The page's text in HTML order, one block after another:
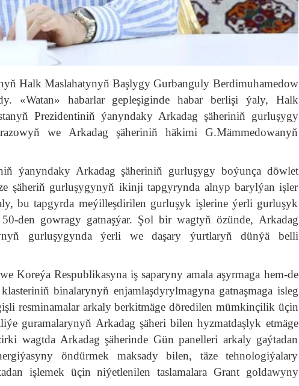
Halk Maslahatynyň Başlygy Gurbanguly Berdimuhamedow
«Watan» habarlar gepleşiginde habar berlişi ýaly, Halk
Prezidentiniň ýanyndaky Arkadag şäheriniň gurluşygy
we Arkadag şäheriniň häkimi G.Mämmedowanyň
ýanyndaky Arkadag şäheriniň gurluşygy boýunça döwlet
şäheriň gurluşygynyň ikinji tapgyrynda alnyp barylýan işler
bu tapgyrda meýilleşdirilen gurluşyk işlerine ýerli gurluşyk
den gowragy gatnaşýar. Şol bir wagtyň özünde, Arkadag
gurluşygynda ýerli we daşary ýurtlaryň dünýä belli
Koreýa Respublikasyna iş saparyny amala aşyrmaga hem-de
binalarynyň enjamlaşdyrylmagyna gatnaşmaga isleg
resminamalar arkaly berkitmäge döredilen mümkinçilik üçin
guramalarynyň Arkadag şäheri bilen hyzmatdaşlyk etmäge
wagtda Arkadag şäherinde Gün panelleri arkaly gaýtadan
öndürmek maksady bilen, täze tehnologiýalary
işlemek üçin niýetlenilen taslamalara Grant goldawyny